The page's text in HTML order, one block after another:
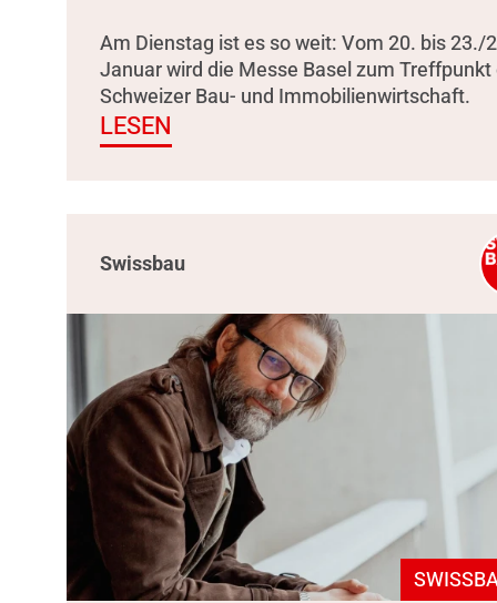
Am Dienstag ist es so weit: Vom 20. bis 23./
Januar wird die Messe Basel zum Treffpunkt
Schweizer Bau- und Immobilienwirtschaft.
LESEN
Swissbau